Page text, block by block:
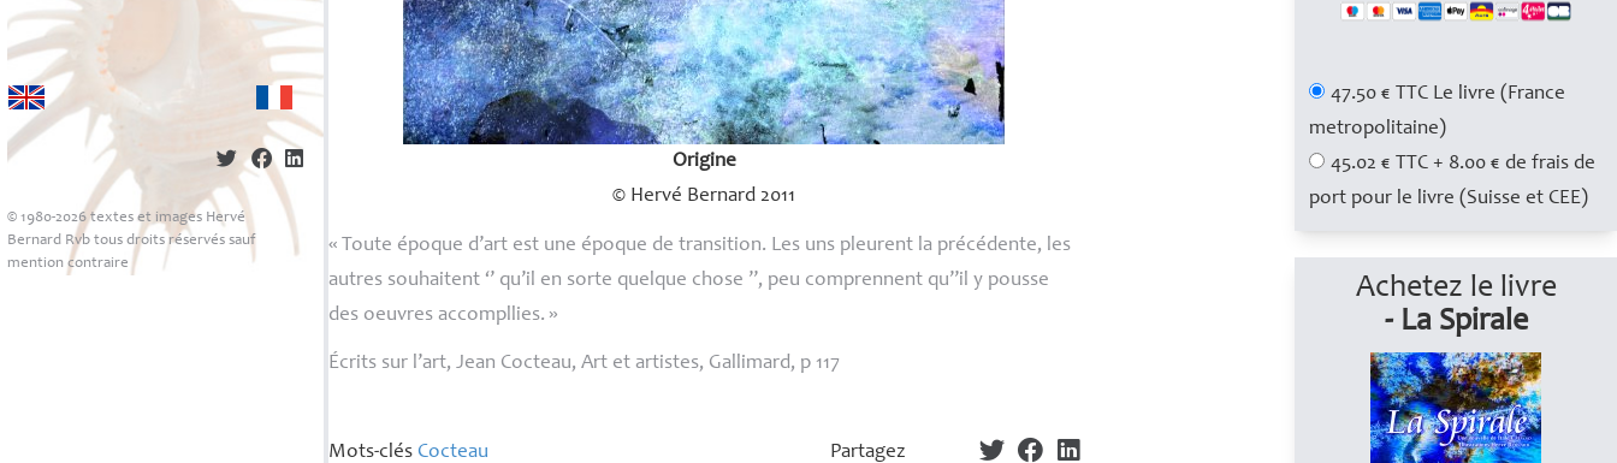
© 1980-2026 textes et images Hervé
Bernard Rvb tous droits réservés sauf
mention contraire
Origine
© Hervé Bernard 2011
« Toute époque d’art est une époque de transition. Les uns pleurent la précédente, les
autres souhaitent ‘’ qu’il en sorte quelque chose ’’, peu comprennent qu’’il y pousse
des oeuvres accompllies. »
Écrits sur l’art, Jean Cocteau, Art et artistes, Gallimard, p 117
Mots-clés Cocteau Partagez
47.50 € TTC Le livre (France
metropolitaine)
45.02 € TTC + 8.00 € de frais de
port pour le livre (Suisse et CEE)
Achetez le livre
- La Spirale